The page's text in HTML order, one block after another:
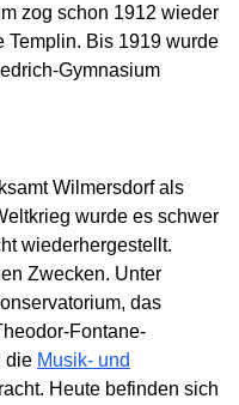
zog schon 1912 wieder
Templin. Bis 1919 wurde
Gymnasium
Wilmersdorf als
wurde es schwer
wiederhergestellt.
Zwecken. Unter
das
Fontane-
die Musik- und
Heute befinden sich